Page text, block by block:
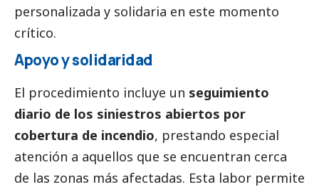
personalizada y solidaria en este momento
crítico.
Apoyo y solidaridad
El procedimiento incluye un seguimiento
diario de los siniestros abiertos por
cobertura de incendio, prestando especial
atención a aquellos que se encuentran cerca
de las zonas más afectadas. Esta labor permite